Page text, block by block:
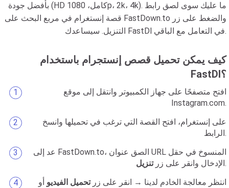
بأفضل جودة (HD كامل، 1080p، 2k، 4k). ما عليك سوى لصق رابط
قصة إنستغرام في مربع البحث على FastDown.to والضغط على زر
التنزيل. سيساعدك FastDl في التعامل مع الباقي.
كيف يمكن تحميل قصص إنستجرام باستخدام
FastDl؟
افتح متصفحًا على جهاز الكمبيوتر وانتقل إلى موقع
Instagram.com.
على إنستغرام، افتح القصة التي ترغب في تحميلها وانسخ
الرابط.
عد إلى FastDown.to، الصق عنوان URL المنسوخ في حقل
الإدخال وانقر على زرتنزيل
.
انتظر معالجة الخادم لدينا → انقر على زرتحميل الفيديو أو